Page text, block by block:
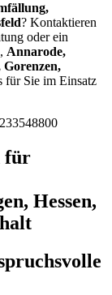
? Kontaktieren
oder ein
, Annarode,
Gorenzen,
für Sie im Einsatz
für
Hessen,